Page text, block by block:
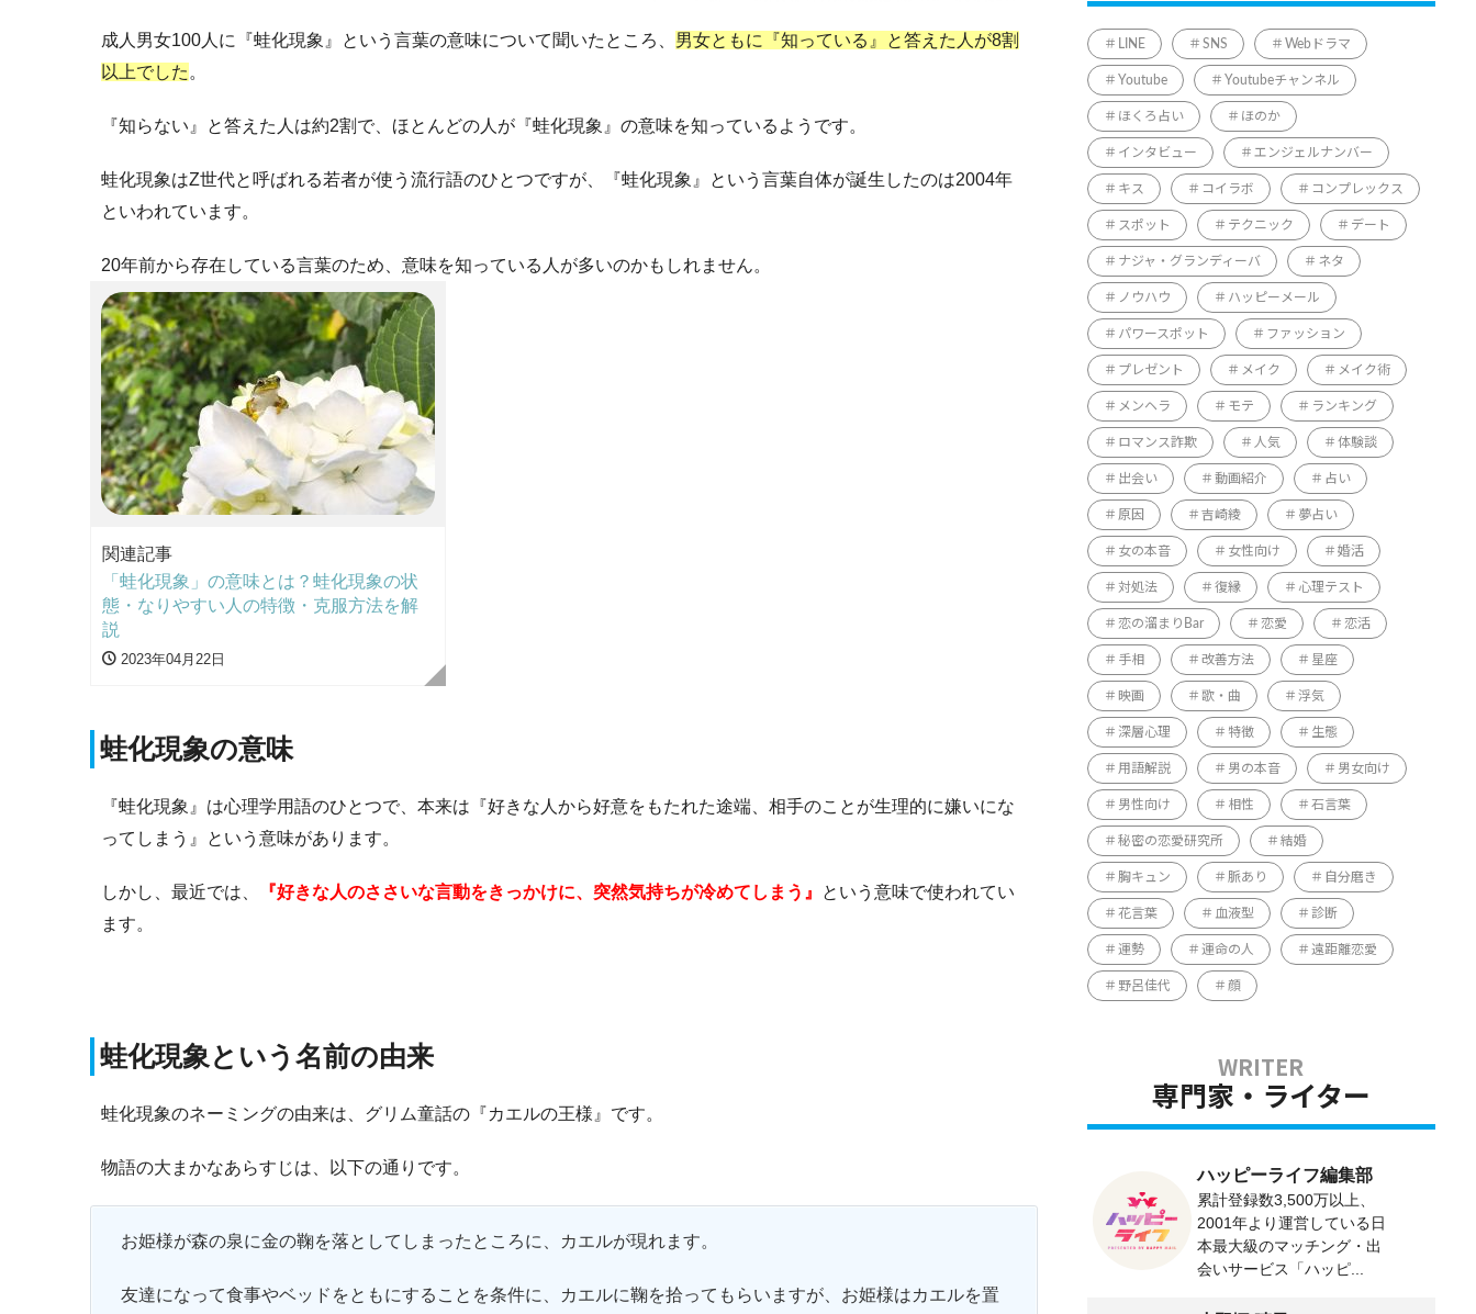
成人男女100人に『蛙化現象』という言葉の意味について聞いたところ、 男女ともに『知っている』と答えた人が8割
以上でした 。
『知らない』と答えた人は約2割で、ほとんどの人が『蛙化現象』の意味を知っているようです。
蛙化現象はZ世代と呼ばれる若者が使う流行語のひとつですが、『蛙化現象』という言葉自体が誕生したのは2004年
といわれています。
20年前から存在している言葉のため、意味を知っている人が多いのかもしれません。
関連記事
「蛙化現象」の意味とは？蛙化現象の状
態・なりやすい人の特徴・克服方法を解
説
2023年04月22日
蛙化現象の意味
『蛙化現象』は心理学用語のひとつで、本来は『好きな人から好意をもたれた途端、相手のことが生理的に嫌いにな
ってしまう』という意味があります。
しかし、最近では、 『好きな人のささいな言動をきっかけに、突然気持ちが冷めてしまう』
という意味で使われてい
ます。
蛙化現象という名前の由来
蛙化現象のネーミングの由来は、グリム童話の『カエルの王様』です。
物語の大まかなあらすじは、以下の通りです。
お姫様が森の泉に金の鞠を落としてしまったところに、カエルが現れます。
友達になって食事やベッドをともにすることを条件に、カエルに鞠を拾ってもらいますが、お姫様はカエルを置
LINE SNS Webドラマ
Youtube Youtubeチャンネル
ほくろ占い ほのか
インタビュー エンジェルナンバー
キス コイラボ コンプレックス
スポット テクニック デート
ナジャ・グランディーバ ネタ
ノウハウ ハッピーメール
パワースポット ファッション
プレゼント メイク メイク術
メンヘラ モテ ランキング
ロマンス詐欺 人気 体験談
出会い 動画紹介 占い
原因 吉崎綾 夢占い
女の本音 女性向け 婚活
対処法 復縁 心理テスト
恋の溜まりBar 恋愛 恋活
手相 改善方法 星座
映画 歌・曲 浮気
深層心理 特徴 生態
用語解説 男の本音 男女向け
男性向け 相性 石言葉
秘密の恋愛研究所 結婚
胸キュン 脈あり 自分磨き
花言葉 血液型 診断
運勢 運命の人 遠距離恋愛
野呂佳代 顔
専門家・ライター
ハッピーライフ編集部
累計登録数3,500万以上、
2001年より運営している日
本最大級のマッチング・出
会いサービス「ハッピ...